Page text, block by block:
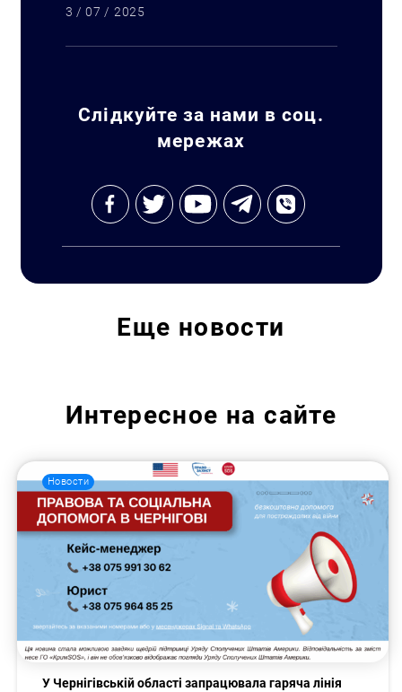
Искать:
3 / 07 / 2025
Слідкуйте за нами в соц.
мережах
Еще новости
Интересное на сайте
Новости
У Чернігівській області запрацювала гаряча лінія